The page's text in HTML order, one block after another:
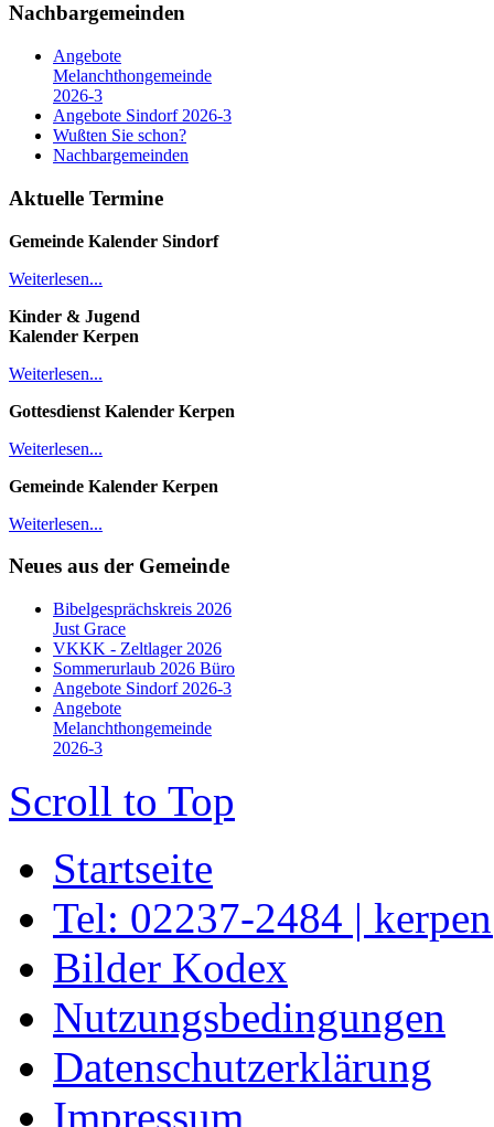
Nachbargemeinden
Angebote
Melanchthongemeinde
2026-3
Angebote Sindorf 2026-3
Wußten Sie schon?
Nachbargemeinden
Aktuelle Termine
Gemeinde Kalender Sindorf
Weiterlesen...
Kinder & Jugend
Kalender Kerpen
Weiterlesen...
Gottesdienst Kalender Kerpen
Weiterlesen...
Gemeinde Kalender Kerpen
Weiterlesen...
Neues aus der Gemeinde
Bibelgesprächskreis 2026
Just Grace
VKKK - Zeltlager 2026
Sommerurlaub 2026 Büro
Angebote Sindorf 2026-3
Angebote
Melanchthongemeinde
2026-3
Scroll to Top
Startseite
Tel: 02237-2484 |
Bilder Kodex
Nutzungsbedingungen
Datenschutzerklärung
Impressum